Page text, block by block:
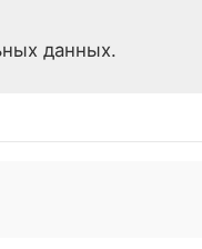
данных.